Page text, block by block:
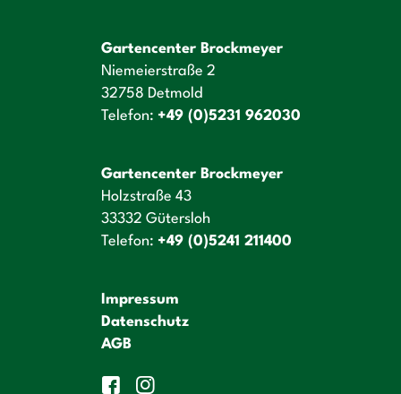
Gartencenter Brockmeyer
Niemeierstraße 2
32758 Detmold
Telefon: +49 (0)5231 962030
Gartencenter Brockmeyer
Holzstraße 43
33332 Gütersloh
Telefon: +49 (0)5241 211400
Impressum
Datenschutz
AGB